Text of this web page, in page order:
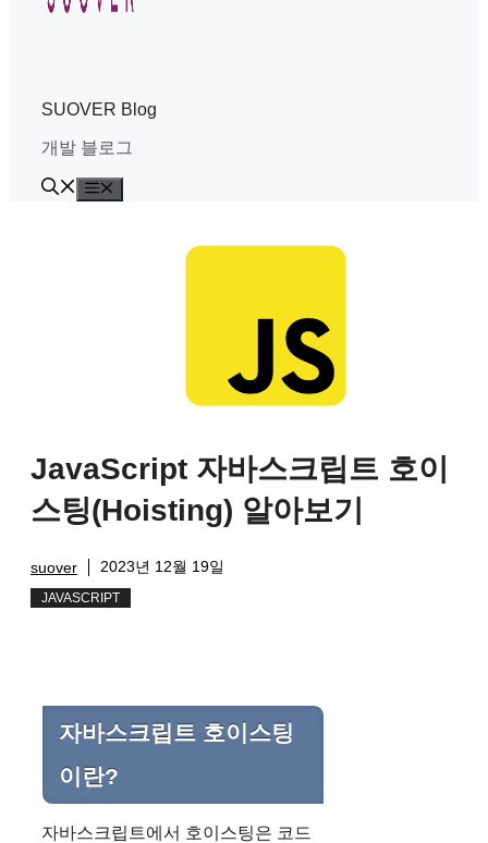
SUOVER Blog
개발 블로그
JavaScript 자바스크립트 호이
스팅(Hoisting) 알아보기
suover 2023년 12월 19일
JAVASCRIPT
자바스크립트 호이스팅
이란?
자바스크립트에서 호이스팅은 코드